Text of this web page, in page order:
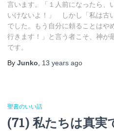
言います。「１人前になったら、
いけないよ！」 しかし「私は古
でした。もう自分に頼ることはや
行きます！」と言う者こそ、神が
です。
By Junko 13 years ago
聖書のいい話
(71) 私たちは真実